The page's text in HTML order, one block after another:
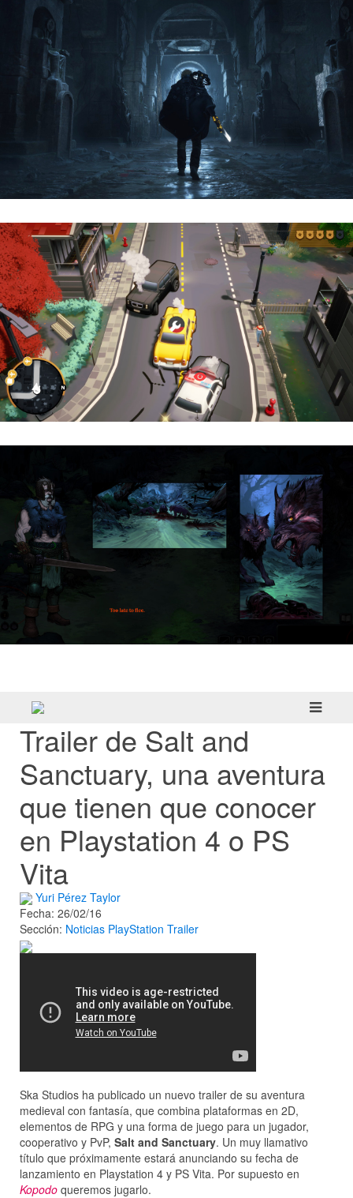
Trailer de Salt and
Sanctuary, una aventura
que tienen que conocer
en Playstation 4 o PS
Vita
Yuri Pérez Taylor
Fecha: 26/02/16
Sección: Noticias PlayStation Trailer
Ska Studios ha publicado un nuevo trailer de su aventura
medieval con fantasía, que combina plataformas en 2D,
elementos de RPG y una forma de juego para un jugador,
cooperativo y PvP, Salt and Sanctuary. Un muy llamativo
título que próximamente estará anunciando su fecha de
lanzamiento en Playstation 4 y PS Vita. Por supuesto en
Kopodo queremos jugarlo.